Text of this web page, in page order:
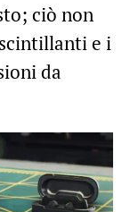
ciò non
e i
da